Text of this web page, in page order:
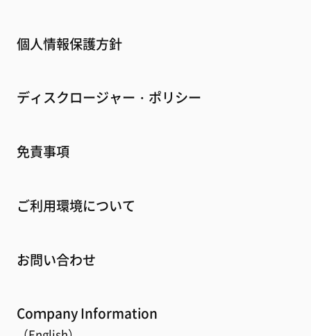
個人情報保護方針
ディスクロージャー・ポリシー
免責事項
ご利用環境について
お問い合わせ
Coｍpany Information